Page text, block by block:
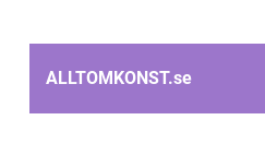
ALLTOMKONST.se